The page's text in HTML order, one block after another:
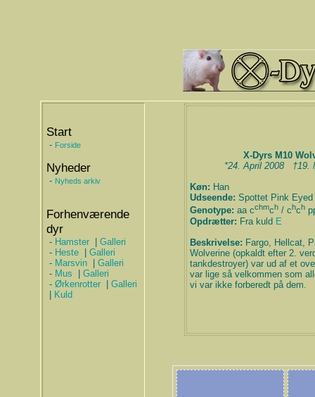
Start
- Forside
Nyheder
- Nyheds arkiv
Forhenværende
dyr
- Hamster| Galleri
- Heste| Galleri
- Marsvin| Galleri
- Mus | Galleri
- Ørkenrotter| Galleri
| Kuld
X-Dyrs M10
*24. April 2008 †19.
Køn: Han
Udseende: Spottet Pink Eyed
Genotype: aa cchmch / chch
Opdrætter: Fra kuld E
Beskrivelse: Fargo, Hellcat,
Wolverine (opkaldt efter 2.
tankdestroyer) var ud af et
var lige så velkommen som
vi var ikke forberedt på dem.